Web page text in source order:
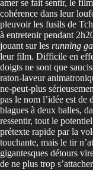
amer se fait sentir, le
cohérence dans leur
pleuvoir les fusils de
à entretenir pendant
jouant sur les running
leur film. Difficile en
doigts ne sont que
raton-laveur
ne-peut-plus
pas le nom l’idée est de
blagues à deux balles,
ressentir, tout le
prétexte rapide par la
touchante, mais le tir
gigantesques détours
de ne plus trop